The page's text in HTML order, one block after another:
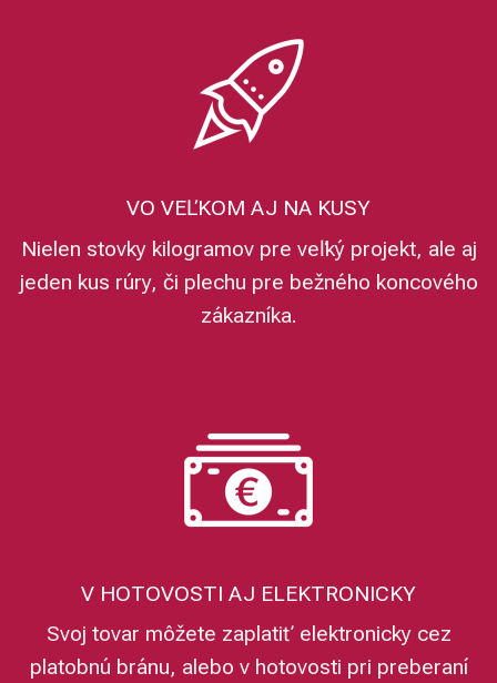
VO VEĽKOM AJ NA KUSY
Nielen stovky kilogramov pre veľký projekt, ale aj
jeden kus rúry, či plechu pre bežného koncového
zákazníka.
V HOTOVOSTI AJ ELEKTRONICKY
Svoj tovar môžete zaplatiť elektronicky cez
platobnú bránu, alebo v hotovosti pri preberaní